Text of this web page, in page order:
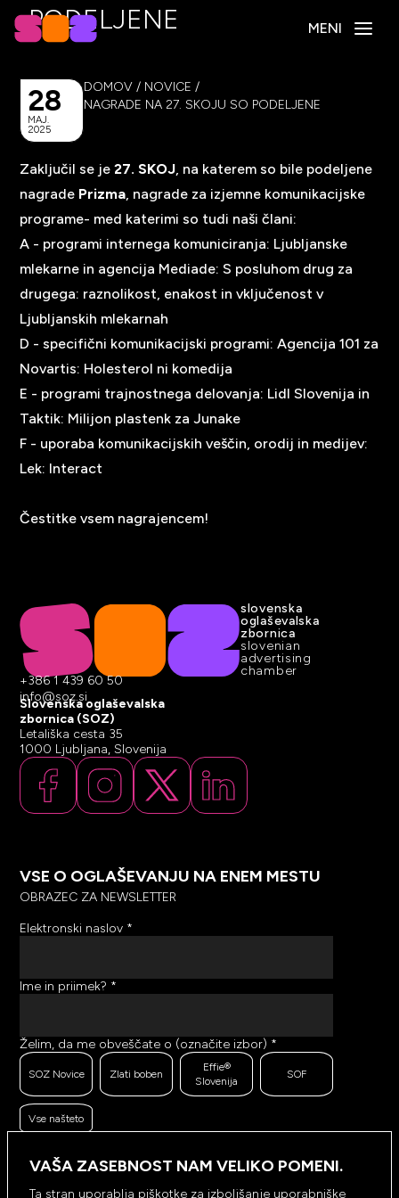
MENI
PODELJENE
28
MAJ.
2025
DOMOV / NOVICE /
NAGRADE NA 27. SKOJU SO PODELJENE
Zaključil se je27. SKOJ, na katerem so bile podeljene
nagrade Prizma, nagrade za izjemne komunikacijske
programe- med katerimi so tudi naši člani:
A - programi internega komuniciranja: Ljubljanske
mlekarne in agencija Mediade: S posluhom drug za
drugega: raznolikost, enakost in vključenost v
Ljubljanskih mlekarnah
D - specifični komunikacijski programi:Agencija 101 za
Novartis: Holesterol ni komedija
E - programi trajnostnega delovanja: Lidl Slovenija in
Taktik: Milijon plastenk za Junake
F - uporaba komunikacijskih veščin, orodij in medijev:
Lek: Interact
Čestitke vsem nagrajencem!
slovenska
oglaševalska
zbornica
slovenian
advertising
chamber
+386 1 439 60 50
info@soz.si
Slovenska oglaševalska
zbornica (SOZ)
Letališka cesta 35
1000 Ljubljana, Slovenija
VSE O OGLAŠEVANJU NA ENEM MESTU
OBRAZEC ZA NEWSLETTER
Elektronski naslov *
Ime in priimek? *
SOZ Novice Zlati boben
Effie®
Slovenija
SOF
Vse našteto
Želim, da me obveščate o (označite izbor) *
zanimivo vsebino, bi želeli meriti odzive na poslana
sporočila. Ali nam dovolite, da beležimo, hranimo
prikaze prejetih sporočil ter klike na povezave v
VAŠA ZASEBNOST NAM VELIKO POMENI.
Ta stran uporablja piškotke za izboljšanje uporabniške